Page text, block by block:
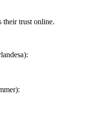
their trust online.
:
: